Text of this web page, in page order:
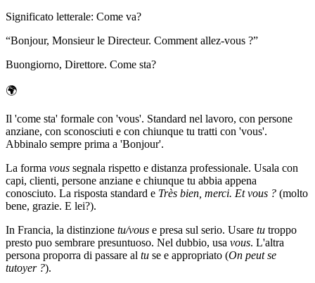
Significato letterale: Come va?
“Bonjour, Monsieur le Directeur. Comment allez-vous ?”
Buongiorno, Direttore. Come sta?
🌍
Il 'come sta' formale con 'vous'. Standard nel lavoro, con persone
anziane, con sconosciuti e con chiunque tu tratti con 'vous'.
Abbinalo sempre prima a 'Bonjour'.
La forma vous segnala rispetto e distanza professionale. Usala con
capi, clienti, persone anziane e chiunque tu abbia appena
conosciuto. La risposta standard e Très bien, merci. Et vous ? (molto
bene, grazie. E lei?).
In Francia, la distinzione tu/vous e presa sul serio. Usare tu troppo
presto puo sembrare presuntuoso. Nel dubbio, usa vous. L'altra
persona proporra di passare al tu se e appropriato (On peut se
tutoyer ?).